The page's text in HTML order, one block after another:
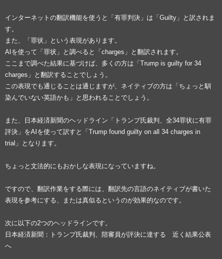
インターネットの翻訳機能を使うと「有罪判決」は「Guilty」と訳されま
す。
また、「罪状」という表現があります。
AIを使って「罪状」と調べると「charges」と翻訳されます。
ここまで調べた結果に基づけば、多くの方は「Trump is guilty for 34
charges」と翻訳することでしょう。
この表現でも通じることは通じますが、ネイティブの方は「ちょっと馴
染んでいない英語かも」と思われることでしょう。
また、日本経済新聞のヘッドライン「トランプ氏裁判、全34罪状に有罪
評決」をAIを使って訳すと「Trump found guilty on all 34 charges in
trial」となります。
ちょっと文法的にもおかしな表現になっていますね。
ですので、翻訳作業をする際には、翻訳先の言語のネイティブが書いた
表現を参考にする、または真似るというのが効果的なのです。
次に以下の2つのヘッドラインです。
日本経済新聞：トランプ氏裁判、陪審員が評決に達する 近く結果公表
へ